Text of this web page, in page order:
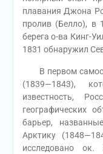
плавания Джона
пролив (Белло), в
берега о-ва Кинг-
1831 обнаружил
В первом
(1839—1843),
известность,
географических
барьер,
Арктику
исследовано